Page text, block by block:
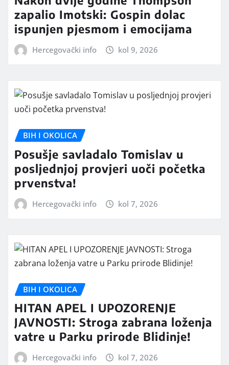
zapalio Imotski: Gospin dolac
ispunjen pjesmom i emocijama
Hercegovački info kol 9, 2026
BIH I OKOLICA
Posušje savladalo Tomislav u
posljednjoj provjeri uoči početka
prvenstva!
Hercegovački info kol 7, 2026
BIH I OKOLICA
HITAN APEL I UPOZORENJE
JAVNOSTI: Stroga zabrana loženja
vatre u Parku prirode Blidinje!
Hercegovački info kol 7, 2026